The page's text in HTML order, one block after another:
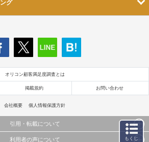
グ
オリコン顧客満足度調査とは
掲載規約 お問い合わせ
会社概要 個人情報保護方針
引用・転載について
利用者の声について もくじ